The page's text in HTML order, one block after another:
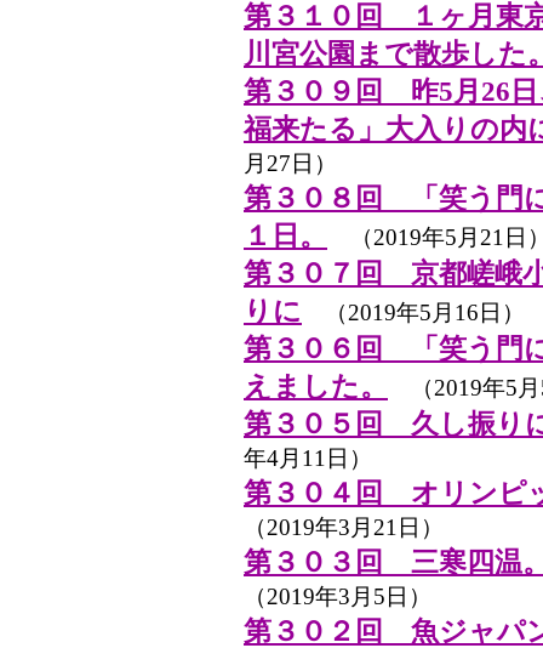
第３１０回 １ヶ月東
川宮公園まで散歩した
第３０９回 昨5月26日
福来たる」大入りの内
月27日）
第３０８回 「笑う門
１日。
（2019年5月21日
第３０７回 京都嵯峨
りに （2019年5月16日）
第３０６回 「笑う門
えました。
（2019年5
第３０５回 久し振り
年4月11日）
第３０４回 オリンピ
（2019年3月21日）
第３０３回 三寒四温
（2019年3月5日）
第３０２回 魚ジャパ